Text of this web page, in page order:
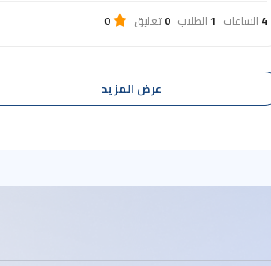
4 الساعات 1الطلاب 0تعليق 0
عرض المزيد